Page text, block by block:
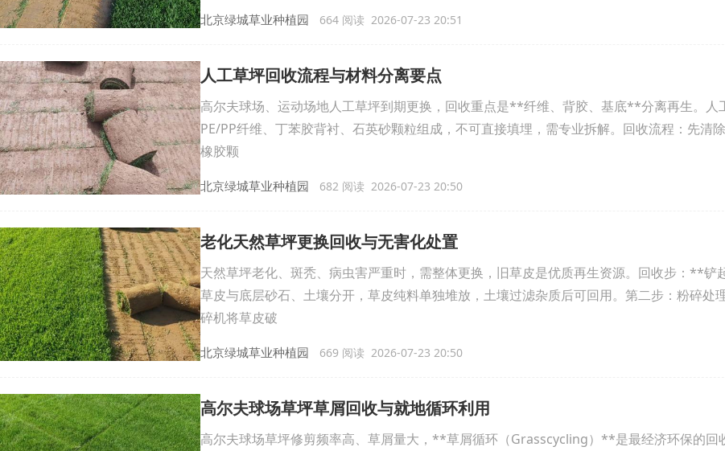
北京绿城草业种植园 664 阅读 2026-07-23 20:51
人工草坪回收流程与材料分离要点
高尔夫球场、运动场地人工草坪到期更换，回收重点是**纤维、背胶、基底**分离再生。人
PE/PP纤维、丁苯胶背衬、石英砂颗粒组成，不可直接填埋，需专业拆解。回收流程：先清除
橡胶颗
北京绿城草业种植园 682 阅读 2026-07-23 20:50
老化天然草坪更换回收与无害化处置
天然草坪老化、斑秃、病虫害严重时，需整体更换，旧草皮是优质再生资源。回收步：**铲
草皮与底层砂石、土壤分开，草皮纯料单独堆放，土壤过滤杂质后可回用。第二步：粉碎处
碎机将草皮破
北京绿城草业种植园 669 阅读 2026-07-23 20:50
高尔夫球场草坪草屑回收与就地循环利用
高尔夫球场草坪修剪频率高、草屑量大，**草屑循环（Grasscycling）**是最经济环保的回